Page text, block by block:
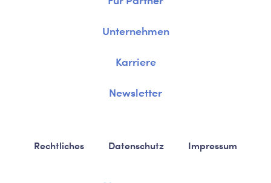
Unternehmen
Karriere
Newsletter
Rechtliches Datenschutz Impressum